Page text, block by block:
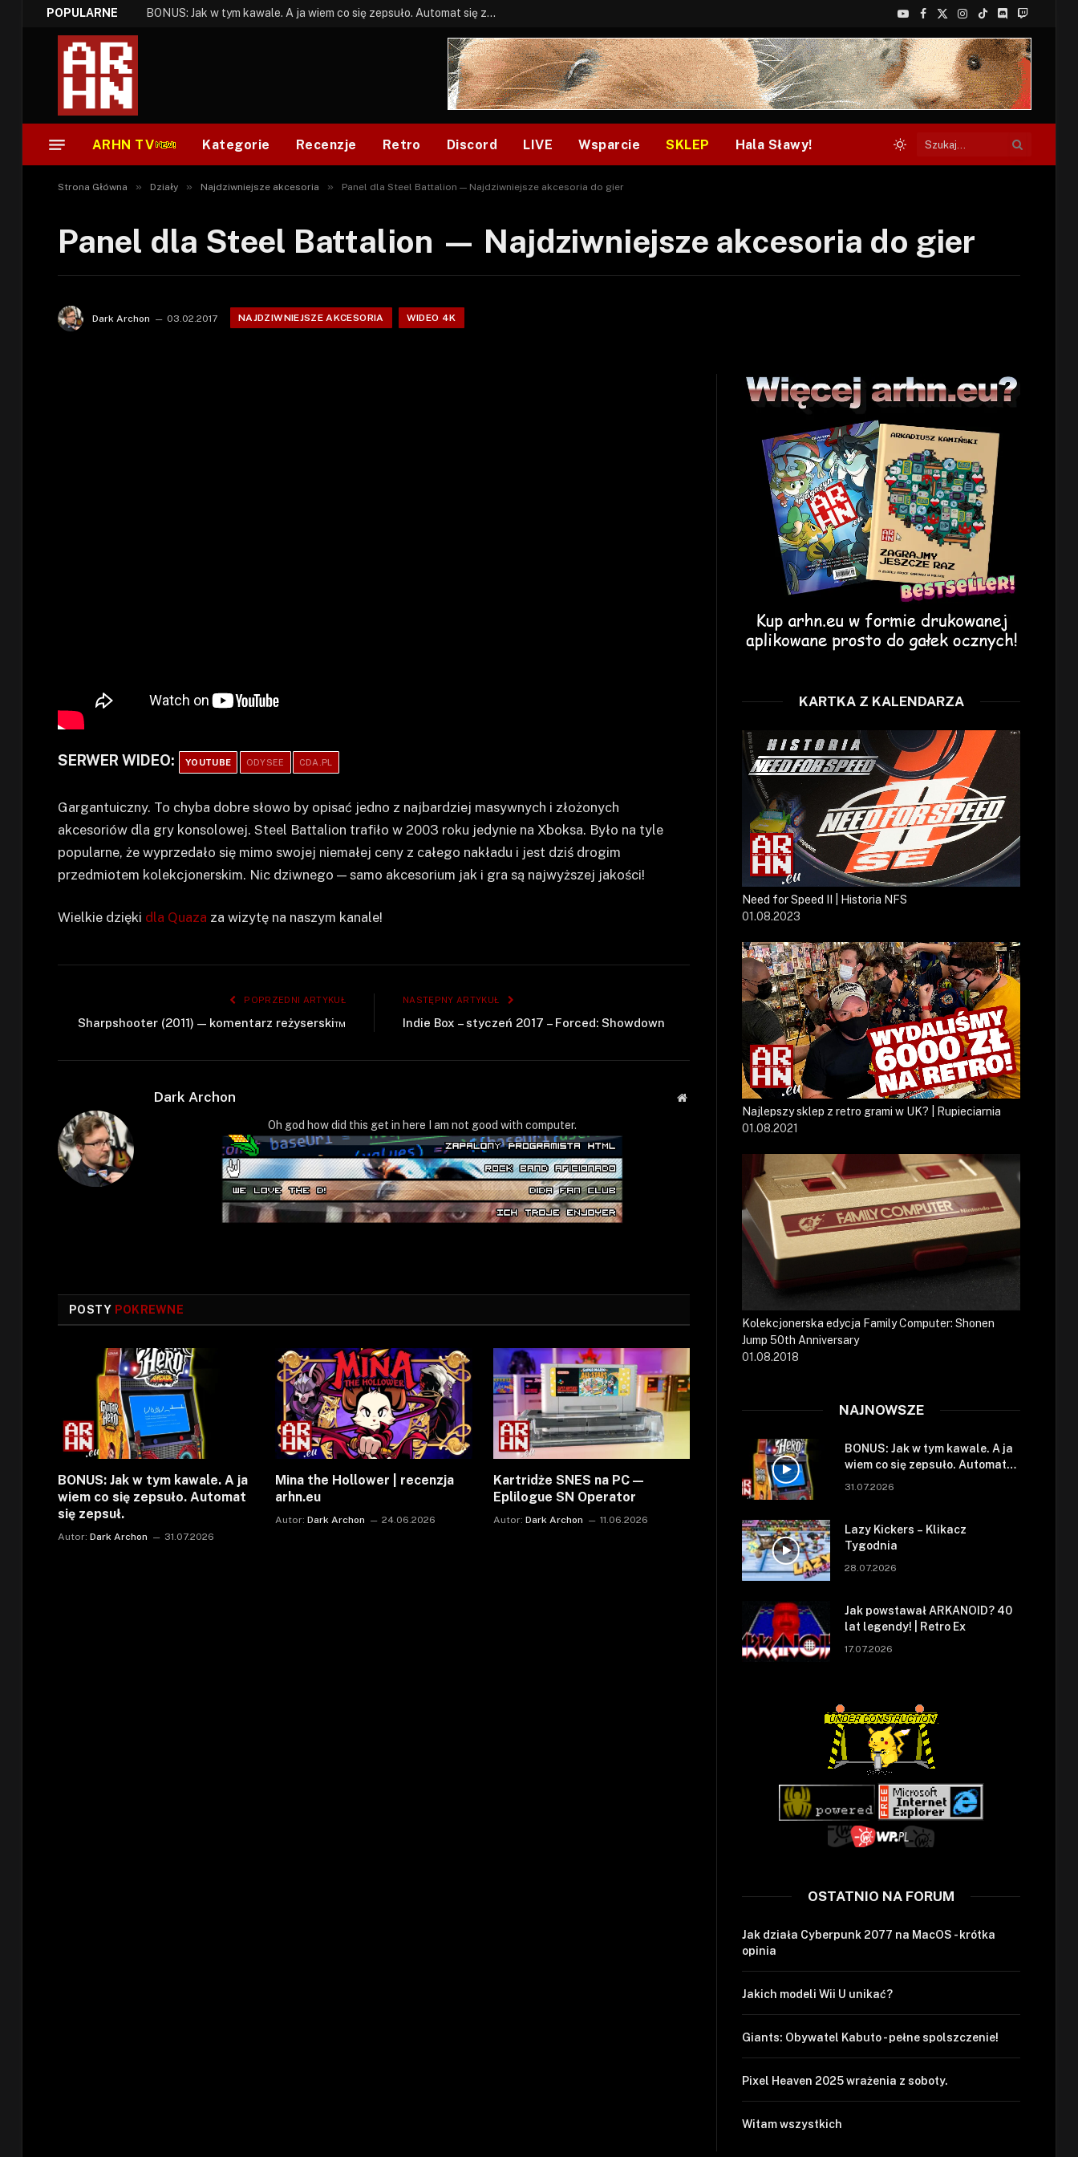
POPULARNE BONUS: Jak w tym kawale. A ja wiem co się zepsuło. Automat się zepsuł.
YouTube
Facebook
X
(Twitter)
Instagram
TikTokDiscordTwitch
ARHN TV Kategorie Recenzje Retro Discord LIVE Wsparcie SKLEP Hala Sławy!
Strona Główna » Działy » Najdziwniejsze akcesoria » Panel dla Steel Battalion — Najdziwniejsze akcesoria do gier
Panel dla Steel Battalion — Najdziwniejsze akcesoria do gier
Dark Archon 03.02.2017 NAJDZIWNIEJSZE AKCESORIA WIDEO 4K
SERWER WIDEO: YOUTUBE ODYSEE CDA.PL
Gargantuiczny. To chyba dobre słowo by opisać jedno z najbardziej masywnych i złożonych
akcesoriów dla gry konsolowej. Steel Battalion trafiło w 2003 roku jedynie na Xboksa. Było na tyle
popularne, że wyprzedało się mimo swojej niemałej ceny z całego nakładu i jest dziś drogim
przedmiotem kolekcjonerskim. Nic dziwnego — samo akcesorium jak i gra są najwyższej jakości!
Wielkie dzięki dla Quaza za wizytę na naszym kanale!
POPRZEDNI ARTYKUŁ
Sharpshooter (2011) — komentarz reżyserski™
NASTĘPNY ARTYKUŁ
Indie Box – styczeń 2017 – Forced: Showdown
Dark Archon
Strona
Oh god how did this get in here I am not good with computer.
POSTY POKREWNE
BONUS: Jak w tym kawale. A ja
wiem co się zepsuło. Automat
się zepsuł.
Autor: Dark Archon 31.07.2026
Mina the Hollower | recenzja
arhn.eu
Autor: Dark Archon 24.06.2026
Kartridże SNES na PC —
Eplilogue SN Operator
Autor: Dark Archon 11.06.2026
KARTKA Z KALENDARZA
Need for Speed II | Historia NFS
01.08.2023
Najlepszy sklep z retro grami w UK? | Rupieciarnia
01.08.2021
Kolekcjonerska edycja Family Computer: Shonen
Jump 50th Anniversary
01.08.2018
NAJNOWSZE
BONUS: Jak w tym kawale. A ja
wiem co się zepsuło. Automat
się zepsuł.
31.07.2026
Lazy Kickers – Klikacz
Tygodnia
28.07.2026
Jak powstawał ARKANOID? 40
lat legendy! | Retro Ex
17.07.2026
OSTATNIO NA FORUM
Jak działa Cyberpunk 2077 na MacOS - krótka
opinia
Jakich modeli Wii U unikać?
Giants: Obywatel Kabuto - pełne spolszczenie!
Pixel Heaven 2025 wrażenia z soboty.
Witam wszystkich